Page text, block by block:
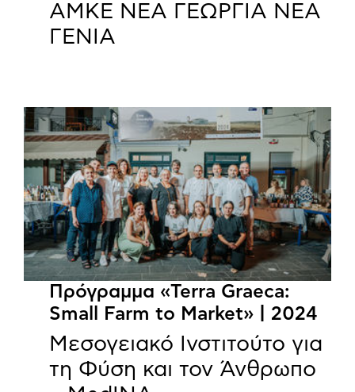
ΑΜΚΕ ΝΕΑ ΓΕΩΡΓΙΑ ΝΕΑ
ΓΕΝΙΑ
Πρόγραμμα «Terra Graeca:
Small Farm to Market» | 2024
Μεσογειακό Ινστιτούτο για
τη Φύση και τον Άνθρωπο